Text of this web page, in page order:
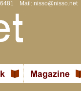
6481 Mail: nisso@nisso.net